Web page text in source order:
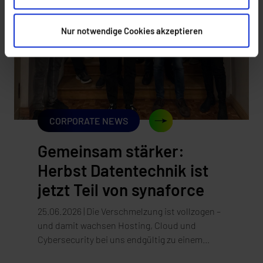
Nur notwendige Cookies akzeptieren
Gas stellt sich die entscheidende Frage meist
erst dann, wenn es teuer wird, sie zu
beantworten: Wie abhängig haben wir uns
eigentlich gemacht, und wer hält am Ende die
CORPORATE NEWS
Gemeinsam stärker:
Herbst Datentechnik ist
jetzt Teil von synaforce
25.06.2026 | Die Verschmelzung ist vollzogen –
und damit wachsen Hosting, Cloud und
Cybersecurity bei uns endgültig zu einem